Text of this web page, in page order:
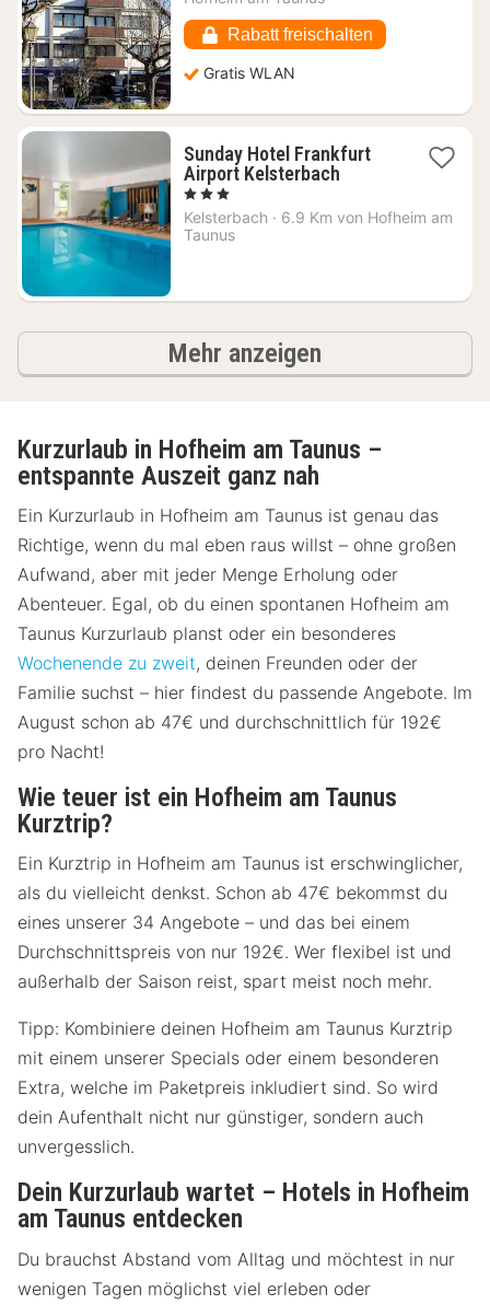
Rabatt freischalten
Gratis WLAN
Sunday Hotel Frankfurt
Airport Kelsterbach1
ab
, 3 Sterne
Kelsterbach · 6.9 Km von Hofheim am
Taunus
Mehr anzeigen
Kurzurlaub in Hofheim am Taunus –
entspannte Auszeit ganz nah
Ein Kurzurlaub in Hofheim am Taunus ist genau das
Richtige, wenn du mal eben raus willst – ohne großen
Aufwand, aber mit jeder Menge Erholung oder
Abenteuer. Egal, ob du einen spontanen Hofheim am
Taunus Kurzurlaub planst oder ein besonderes
Wochenende zu zweit, deinen Freunden oder der
Familie suchst – hier findest du passende Angebote. Im
August schon ab 47€ und durchschnittlich für 192€
pro Nacht!
Wie teuer ist ein Hofheim am Taunus
Kurztrip?
Ein Kurztrip in Hofheim am Taunus ist erschwinglicher,
als du vielleicht denkst. Schon ab 47€ bekommst du
eines unserer 34 Angebote – und das bei einem
Durchschnittspreis von nur 192€. Wer flexibel ist und
außerhalb der Saison reist, spart meist noch mehr.
Tipp: Kombiniere deinen Hofheim am Taunus Kurztrip
mit einem unserer Specials oder einem besonderen
Extra, welche im Paketpreis inkludiert sind. So wird
dein Aufenthalt nicht nur günstiger, sondern auch
unvergesslich.
Dein Kurzurlaub wartet – Hotels in Hofheim
am Taunus entdecken
Du brauchst Abstand vom Alltag und möchtest in nur
wenigen Tagen möglichst viel erleben oder